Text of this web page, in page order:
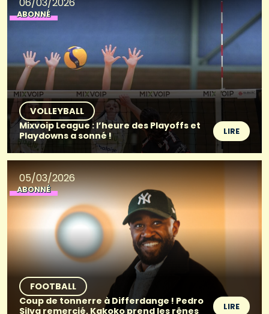
ABONNÉ
VOLLEYBALL
Mixvoip League : l’heure des Playoffs et
Playdowns a sonné !
LIRE
05/03/2026
ABONNÉ
FOOTBALL
Coup de tonnerre à Differdange ! Pedro
Silva remercié, Kakoko prend les rênes
LIRE